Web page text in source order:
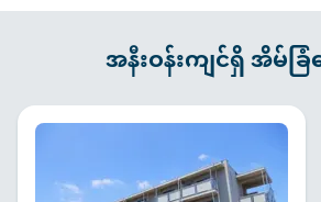
အနီးဝန်းကျင်ရှိ အိမ်ခြံမ